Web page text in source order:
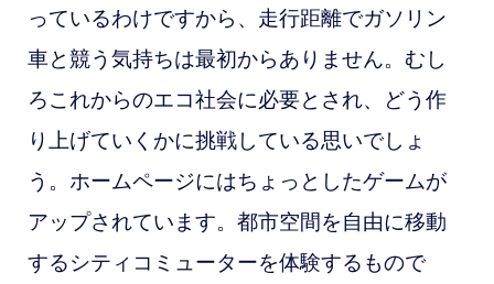
っているわけですから、走行距離でガソリン
車と競う気持ちは最初からありません。むし
ろこれからのエコ社会に必要とされ、どう作
り上げていくかに挑戦している思いでしょ
う。ホームページにはちょっとしたゲームが
アップされています。都市空間を自由に移動
するシティコミューターを体験するもので